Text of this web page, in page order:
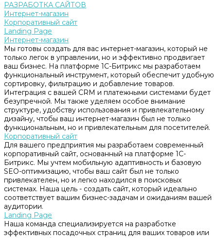
РАЗРАБОТКА САЙТОВ
Интернет-магазин
Корпоративный сайт
Landing Page
Интернет-магазин
Мы готовы создать для вас интернет-магазин, который не
только легок в управлении, но и эффективно продвигает
ваш бизнес. На платформе 1С-Битрикс мы разработаем
функциональный инструмент, который обеспечит удобную
сортировку, фильтрацию и добавление товаров.
Интеграция с вашей CRM и платежными системами будет
безупречной. Мы также уделяем особое внимание
структуре, удобству использования и привлекательному
дизайну, чтобы ваш интернет-магазин был не только
функциональным, но и привлекательным для посетителей.
Корпоративный сайт
Для вашего предприятия мы разработаем современный
корпоративный сайт, основанный на платформе 1С-
Битрикс. Мы учтем мобильную адаптивность и базовую
SEO-оптимизацию, чтобы ваш сайт был не только
привлекателен, но и легко находился в поисковых
системах. Наша цель - создать сайт, который идеально
соответствует вашим бизнес-задачам и ожиданиям вашей
аудитории.
Landing Page
Наша команда специализируется на разработке
эффективных посадочных страниц для ваших товаров или